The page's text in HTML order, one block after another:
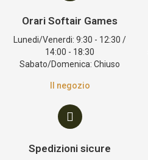
Orari Softair Games
Lunedi/Venerdi: 9:30 - 12:30 /
14:00 - 18:30
Sabato/Domenica: Chiuso
Il negozio
Spedizioni sicure